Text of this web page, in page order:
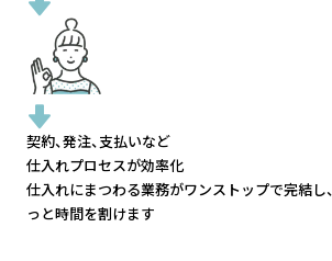
契約、発注、支払いなど
仕入れプロセスが効率化
仕入れにまつわる業務がワンストップで完結し、
っと時間を割けます